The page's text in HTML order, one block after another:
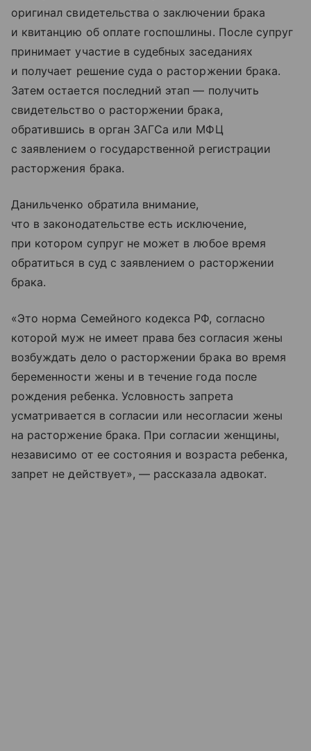
оригинал свидетельства о заключении брака
и квитанцию об оплате госпошлины. После супруг
принимает участие в судебных заседаниях
и получает решение суда о расторжении брака.
Затем остается последний этап — получить
свидетельство о расторжении брака,
обратившись в орган ЗАГСа или МФЦ
с заявлением о государственной регистрации
расторжения брака.
Данильченко обратила внимание,
что в законодательстве есть исключение,
при котором супруг не может в любое время
обратиться в суд с заявлением о расторжении
брака.
«Это норма Семейного кодекса РФ, согласно
которой муж не имеет права без согласия жены
возбуждать дело о расторжении брака во время
беременности жены и в течение года после
рождения ребенка. Условность запрета
усматривается в согласии или несогласии жены
на расторжение брака. При согласии женщины,
независимо от ее состояния и возраста ребенка,
запрет не действует», — рассказала адвокат.